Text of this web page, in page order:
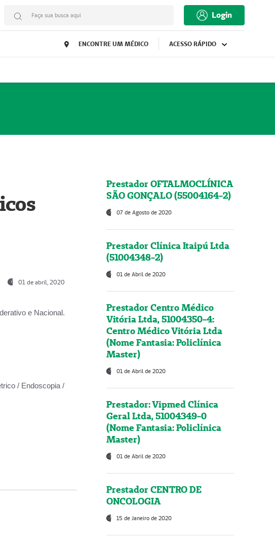
Faça sua busca aqui Login
ENCONTRE UM MÉDICO ACESSO RÁPIDO
01 de abril, 2020
e Nacional.
/ Endoscopia /
Prestador OFTALMOCLÍNICA
SÃO GONÇALO (55004164-2)
07 de Agosto de 2020
Prestador Clínica Itaipú Ltda
(51004348-2)
01 de Abril de 2020
Prestador Centro Médico
Vitória Ltda, 51004350-4:
Centro Médico Vitória Ltda
(Nome Fantasia: Policlínica
Master)
01 de Abril de 2020
Prestador: Vipmed Clínica
Geral Ltda, 51004349-0
(Nome Fantasia: Policlínica
Master)
01 de Abril de 2020
Prestador CENTRO DE
ONCOLOGIA
15 de Janeiro de 2020